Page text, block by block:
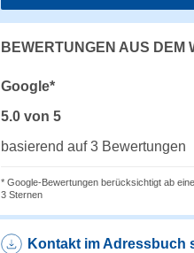
BEWERTUNGEN AUS DEM
Google*
5.0 von 5
basierend auf 3 Bewertungen
* Google-Bewertungen berücksichtigt ab
3 Sternen
Kontakt im Adressbuch